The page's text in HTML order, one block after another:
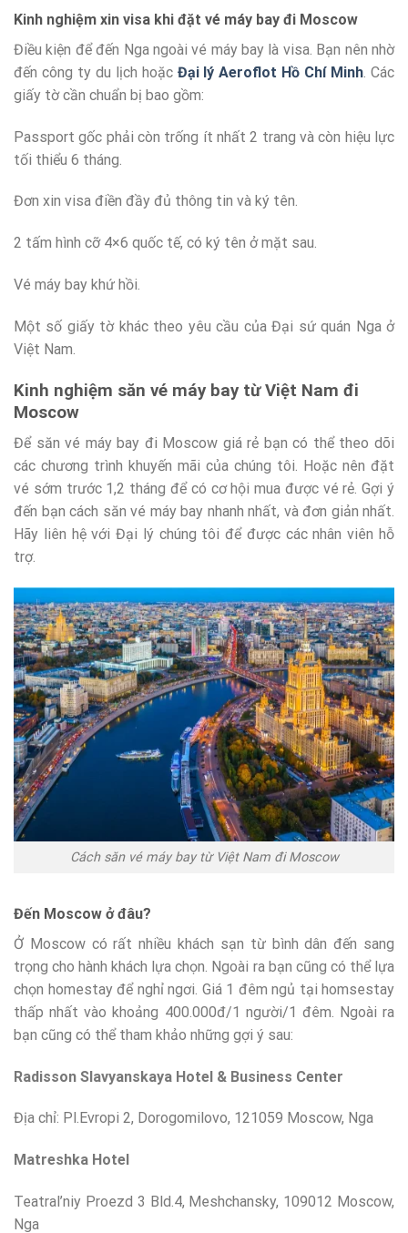
Kinh nghiệm xin visa khi đặt vé máy bay đi Moscow
Điều kiện để đến Nga ngoài vé máy bay là visa. Bạn nên nhờ
đến công ty du lịch hoặc Đại lý Aeroflot Hồ Chí Minh. Các
giấy tờ cần chuẩn bị bao gồm:
Passport gốc phải còn trống ít nhất 2 trang và còn hiệu lực
tối thiểu 6 tháng.
Đơn xin visa điền đầy đủ thông tin và ký tên.
2 tấm hình cỡ 4×6 quốc tế, có ký tên ở mặt sau.
Vé máy bay khứ hồi.
Một số giấy tờ khác theo yêu cầu của Đại sứ quán Nga ở
Việt Nam.
Kinh nghiệm săn vé máy bay từ Việt Nam đi
Moscow
Để săn vé máy bay đi Moscow giá rẻ bạn có thể theo dõi
các chương trình khuyến mãi của chúng tôi. Hoặc nên đặt
vé sớm trước 1,2 tháng để có cơ hội mua được vé rẻ. Gợi ý
đến bạn cách săn vé máy bay nhanh nhất, và đơn giản nhất.
Hãy liên hệ với Đại lý chúng tôi để được các nhân viên hỗ
trợ.
Cách săn vé máy bay từ Việt Nam đi Moscow
Đến Moscow ở đâu?
Ở Moscow có rất nhiều khách sạn từ bình dân đến sang
trọng cho hành khách lựa chọn. Ngoài ra bạn cũng có thể lựa
chọn homestay để nghỉ ngơi. Giá 1 đêm ngủ tại homsestay
thấp nhất vào khoảng 400.000đ/1 người/1 đêm. Ngoài ra
bạn cũng có thể tham khảo những gợi ý sau:
Radisson Slavyanskaya Hotel & Business Center
Địa chỉ: Pl.Evropi 2, Dorogomilovo, 121059 Moscow, Nga
Matreshka Hotel
Teatral’niy Proezd 3 Bld.4, Meshchansky, 109012 Moscow,
Nga